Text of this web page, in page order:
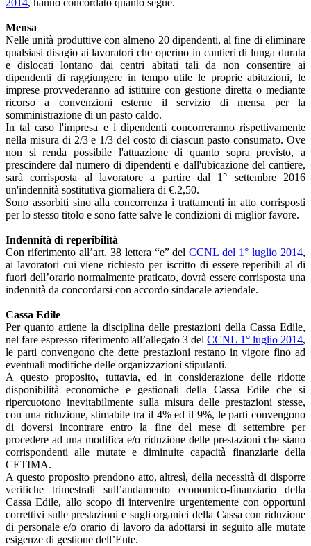
Mensa
Nelle unità produttive con almeno 20 dipendenti, al fine di eliminare
qualsiasi disagio ai lavoratori che operino in cantieri di lunga durata
e dislocati lontano dai centri abitati tali da non consentire ai
dipendenti di raggiungere in tempo utile le proprie abitazioni, le
imprese provvederanno ad istituire con gestione diretta o mediante
ricorso a convenzioni esterne il servizio di mensa per la
somministrazione di un pasto caldo.
In tal caso l'impresa e i dipendenti concorreranno rispettivamente
nella misura di 2/3 e 1/3 del costo di ciascun pasto consumato. Ove
non si renda possibile l'attuazione di quanto sopra previsto, a
prescindere dal numero di dipendenti e dall'ubicazione del cantiere,
sarà corrisposta al lavoratore a partire dal 1° settembre 2016
un'indennità sostitutiva giornaliera di €.2,50.
Sono assorbiti sino alla concorrenza i trattamenti in atto corrisposti
per lo stesso titolo e sono fatte salve le condizioni di miglior favore.
Indennità di reperibilità
Con riferimento all’art. 38 lettera “e” delCCNL del 1° luglio 2014,
ai lavoratori cui viene richiesto per iscritto di essere reperibili al di
fuori dell’orario normalmente praticato, dovrà essere corrisposta una
indennità da concordarsi con accordo sindacale aziendale.
Cassa Edile
Per quanto attiene la disciplina delle prestazioni della Cassa Edile,
nel fare espresso riferimento all’allegato 3 delCCNL 1° luglio 2014,
le parti convengono che dette prestazioni restano in vigore fino ad
eventuali modifiche delle organizzazioni stipulanti.
A questo proposito, tuttavia, ed in considerazione delle ridotte
disponibilità economiche e gestionali della Cassa Edile che si
ripercuotono inevitabilmente sulla misura delle prestazioni stesse,
con una riduzione, stimabile tra il 4% ed il 9%, le parti convengono
di doversi incontrare entro la fine del mese di settembre per
procedere ad una modifica e/o riduzione delle prestazioni che siano
corrispondenti alle mutate e diminuite capacità finanziarie della
CETIMA.
A questo proposito prendono atto, altresì, della necessità di disporre
verifiche trimestrali sull’andamento economico-fìnanziario della
Cassa Edile, allo scopo di intervenire urgentemente con opportuni
correttivi sulle prestazioni e sugli organici della Cassa con riduzione
di personale e/o orario di lavoro da adottarsi in seguito alle mutate
esigenze di gestione dell’Ente.